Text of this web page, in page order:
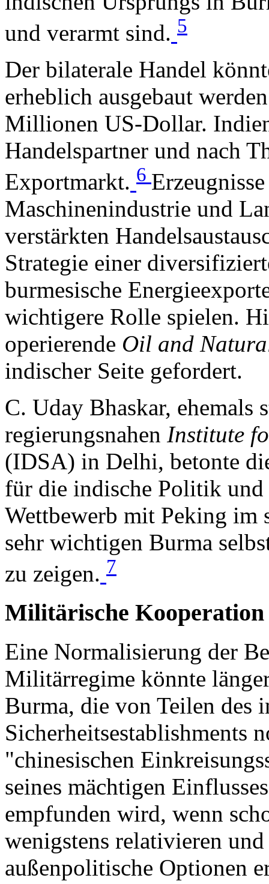
und verarmt sind. 5
Der bilaterale Handel
erheblich ausgebaut
Millionen US-Dollar.
Handelspartner und nach
Exportmarkt. 6
Maschinenindustrie und
verstärkten
Strategie einer
burmesische
wichtigere Rolle spielen.
operierende Oil and
indischer Seite gefordert.
C. Uday Bhaskar, ehemals
regierungsnahen Institute
(IDSA) in Delhi, betonte
für die indische Politik
Wettbewerb mit Peking im
sehr wichtigen Burma
zu zeigen. 7
Militärische Kooperation
Eine Normalisierung der
Militärregime könnte
Burma, die von Teilen des
Sicherheitsestablishments
"chinesischen
seines mächtigen
empfunden wird, wenn
wenigstens relativieren
außenpolitische Optionen